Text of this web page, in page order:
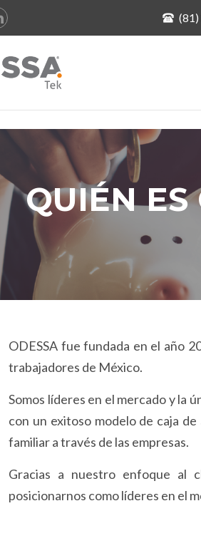
QUIÉN ES
ODESSA fue fundada en el año
trabajadores de México.
Somos líderes en el mercado y la
con un exitoso modelo de caja
familiar a través de las empresas.
Gracias a nuestro enfoque al
posicionarnos como líderes en el